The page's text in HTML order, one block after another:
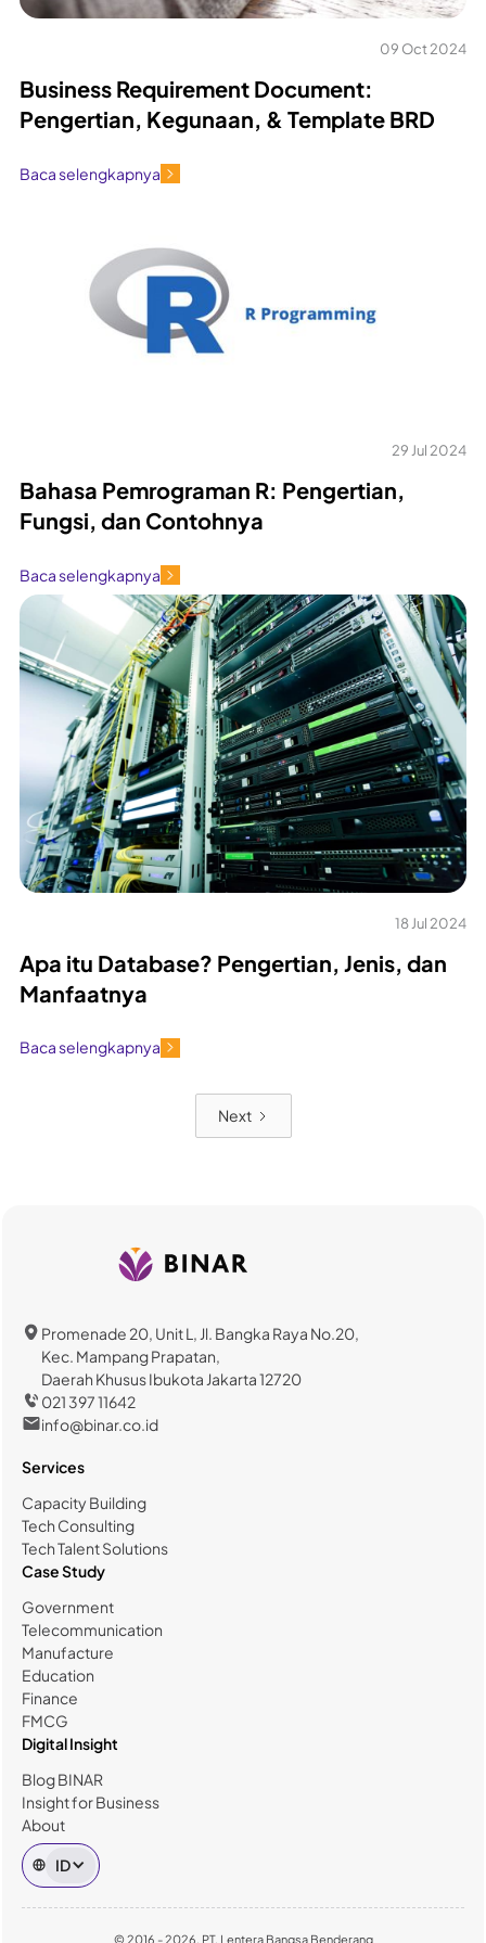
09 Oct 2024
Business Requirement Document:
Pengertian, Kegunaan, & Template BRD
Baca selengkapnya
29 Jul 2024
Bahasa Pemrograman R: Pengertian,
Fungsi, dan Contohnya
Baca selengkapnya
18 Jul 2024
Apa itu Database? Pengertian, Jenis, dan
Manfaatnya
Baca selengkapnya
Next
Promenade 20, Unit L, Jl. Bangka Raya No.20,
Kec. Mampang Prapatan,
Daerah Khusus Ibukota Jakarta 12720
021 397 11642
info@binar.co.id
Services
Capacity Building
Tech Consulting
Tech Talent Solutions
Case Study
Government
Telecommunication
Manufacture
Education
Finance
FMCG
Digital Insight
Blog BINAR
Insight for Business
About
ID
© 2016 - 2026, PT. Lentera Bangsa Benderang